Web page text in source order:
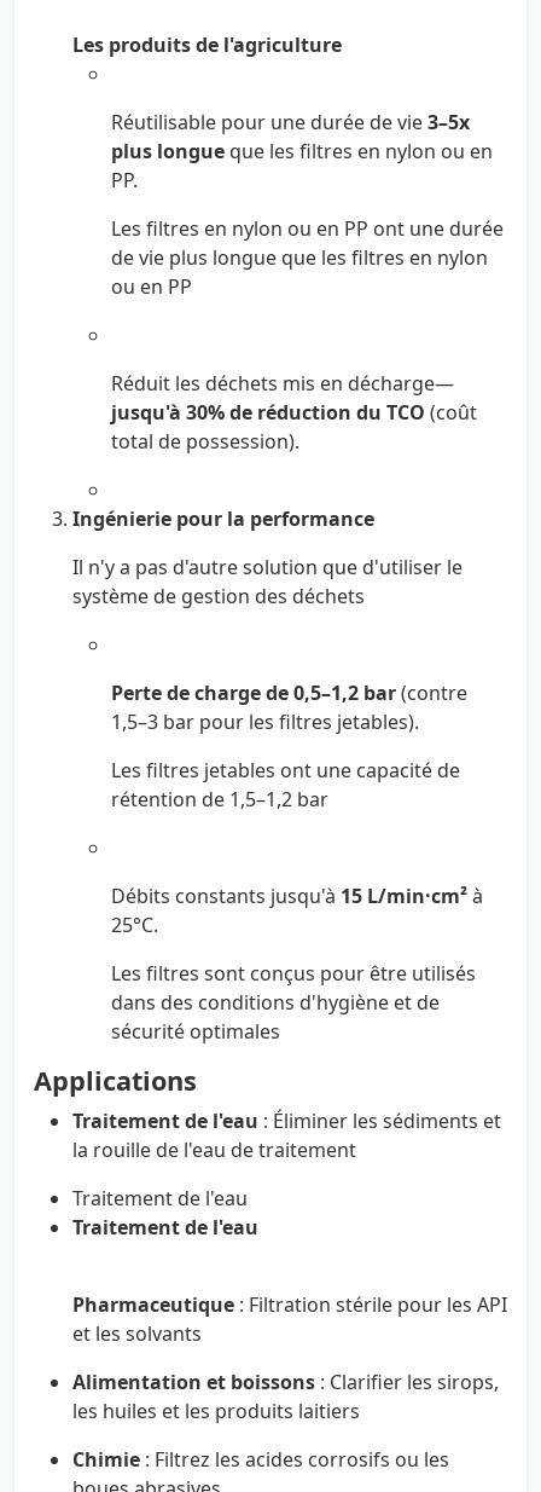
Les produits de l'agriculture
Réutilisable pour une durée de vie3–5x
plus longue que les filtres en nylon ou en
PP.
Les filtres en nylon ou en PP ont une durée
de vie plus longue que les filtres en nylon
ou en PP
Réduit les déchets mis en décharge—
jusqu'à 30% de réduction du TCO (coût
total de possession).
Ingénierie pour la performance
Il n'y a pas d'autre solution que d'utiliser le
système de gestion des déchets
Perte de charge de 0,5–1,2 bar(contre
1,5–3 bar pour les filtres jetables).
Les filtres jetables ont une capacité de
rétention de 1,5–1,2 bar
Débits constants jusqu'à 15 L/min·cm²à
25°C.
Les filtres sont conçus pour être utilisés
dans des conditions d'hygiène et de
sécurité optimales
Applications
Traitement de l'eau : Éliminer les sédiments et
la rouille de l'eau de traitement
Traitement de l'eau
Traitement de l'eau
Pharmaceutique : Filtration stérile pour les API
et les solvants
Alimentation et boissons : Clarifier les sirops,
les huiles et les produits laitiers
Chimie : Filtrez les acides corrosifs ou les